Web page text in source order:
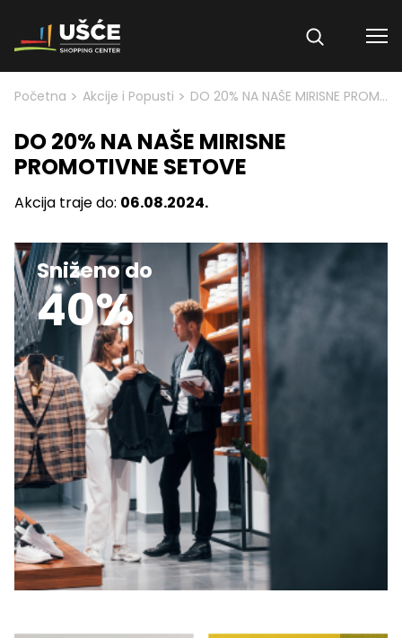
Skip to content
Početna > Akcije i Popusti > DO 20% NA NAŠE MIRISNE PROMOTIVNE SETOVE
DO 20% NA NAŠE MIRISNE
PROMOTIVNE SETOVE
Akcija traje do: 06.08.2024.
Sniženo do
40%